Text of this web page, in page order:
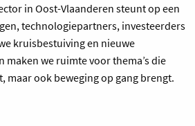
in Oost-Vlaanderen steunt op een
technologiepartners, investeerders
kruisbestuiving en nieuwe
we ruimte voor thema’s die
maar ook beweging op gang brengt.